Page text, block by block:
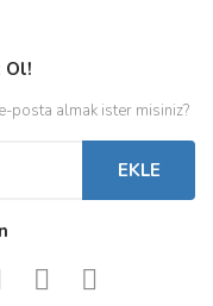
Ol!
posta almak ister misiniz?
EKLE